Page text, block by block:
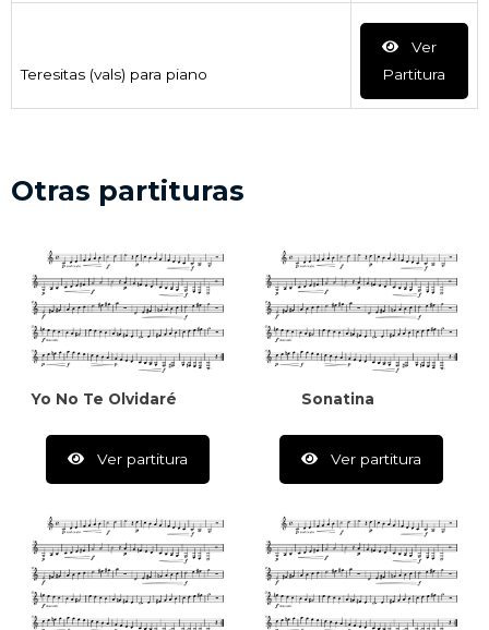
Teresitas (vals) para piano
Ver
Partitura
Otras partituras
Yo No Te Olvidaré
Ver partitura
Sonatina
Ver partitura